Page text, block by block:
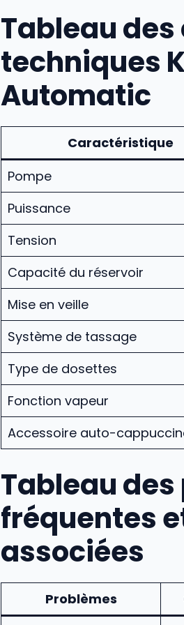
Tableau
techniques
Automatic
Caractéristique
Pompe
Puissance
Tension
Capacité du réservoir
Mise en veille
Système de tassage
Type de dosettes
Fonction vapeur
Accessoire auto-
Tableau
fréquentes
associées
Problèmes